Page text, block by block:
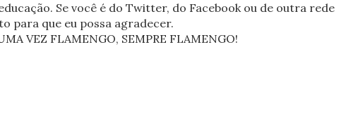
Se você é do Twitter, do Facebook ou de outra rede
para que eu possa agradecer.
VEZ FLAMENGO, SEMPRE FLAMENGO!